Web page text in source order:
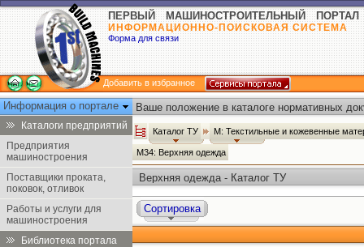
ПЕРВЫЙ МАШИНОСТРОИТЕЛЬНЫЙ ПОРТАЛ
ИНФОРМАЦИОННО-ПОИСКОВАЯ СИСТЕМА
Форма для связи
Добавить в избранное
Информация о портале
Каталоги предприятий
Предприятия
машиностроения
Поставщики проката,
поковок, отливок
Работы и услуги для
машиностроения
Библиотека портала
Ваше положение в каталоге нормативных
Каталог ТУ М: Текстильные и кожевенные
М34: Верхняя одежда
Верхняя одежда - Каталог ТУ
Сортировка